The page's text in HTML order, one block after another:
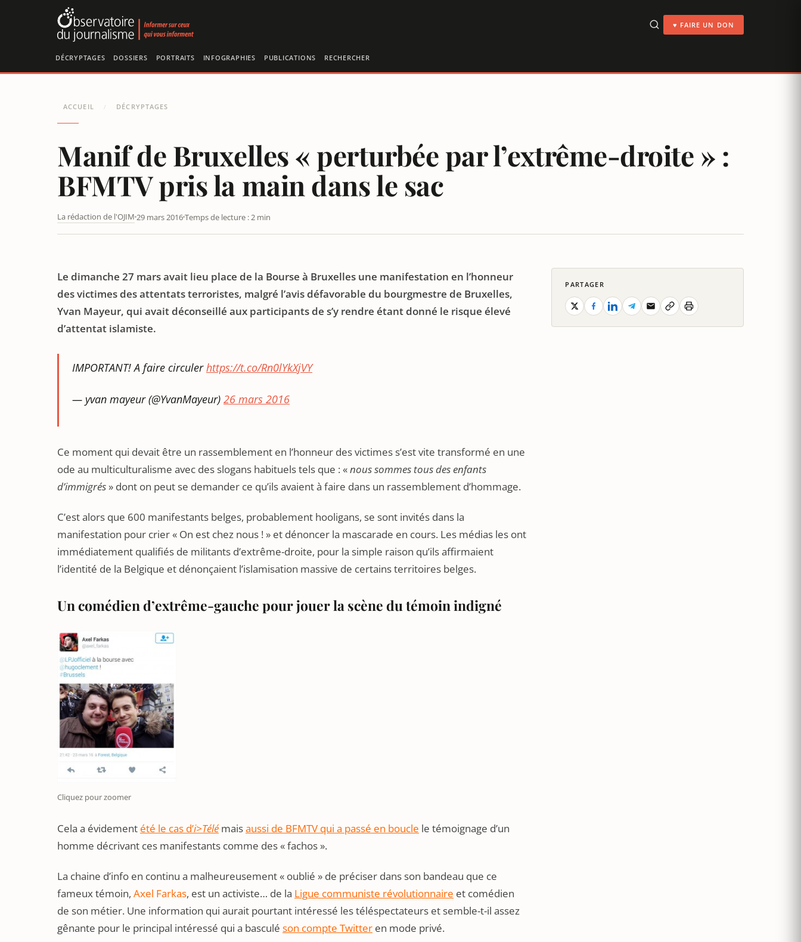
♥ FAIRE UN DON
DÉCRYPTAGES DOSSIERS PORTRAITS INFOGRAPHIES PUBLICATIONS RECHERCHER
ACCUEIL / DÉCRYPTAGES
Manif de Bruxelles « perturbée par l’extrême-droite » :
BFMTV pris la main dans le sac
La rédaction de l'OJIM 29 mars 2016Temps de lecture : 2 min
MANIF DE BRUXELLES « PERTURBÉE PAR L’EXTRÊME-DROITE » : BFMTV PRIS LA MAIN DANS LE SAC
Le dimanche 27 mars avait lieu place de la Bourse à Bruxelles une manifestation en l’honneur
des victimes des attentats terroristes, malgré l’avis défavorable du bourgmestre de Bruxelles,
Yvan Mayeur, qui avait déconseillé aux participants de s’y rendre étant donné le risque élevé
d’attentat islamiste.
IMPORTANT! A faire circulerhttps://t.co/Rn0lYkXjVY
— yvan mayeur (@YvanMayeur) 26 mars 2016
Ce moment qui devait être un rassemblement en l’honneur des victimes s’est vite transformé en une
ode au multiculturalisme avec des slogans habituels tels que : «nous sommes tous des enfants
d’immigrés » dont on peut se demander ce qu’ils avaient à faire dans un rassemblement d’hommage.
C’est alors que 600 manifestants belges, probablement hooligans, se sont invités dans la
manifestation pour crier « On est chez nous ! » et dénoncer la mascarade en cours. Les médias les ont
immédiatement qualifiés de militants d’extrême-droite, pour la simple raison qu’ils affirmaient
l’identité de la Belgique et dénonçaient l’islamisation massive de certains territoires belges.
Un comédien d’extrême-gauche pour jouer la scène du témoin indigné
Cliquez pour zoomer
Cela a évidement été le cas d’i>Télé maisaussi de BFMTV qui a passé en boucle le témoignage d’un
homme décrivant ces manifestants comme des « fachos ».
La chaine d’info en continu a malheureusement « oublié » de préciser dans son bandeau que ce
fameux témoin, Axel Farkas, est un activiste… de la Ligue communiste révolutionnaire et comédien
de son métier. Une information qui aurait pourtant intéressé les téléspectateurs et semble-t-il assez
gênante pour le principal intéressé qui a basculé son compte Twitter en mode privé.
PARTAGER
Panneau de gestion des cookies